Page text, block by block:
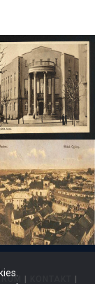
| |